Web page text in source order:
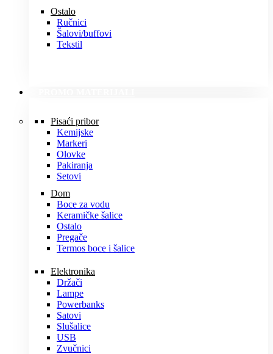
Ostalo
Ručnici
Šalovi/buffovi
Tekstil
Pisaći pribor
Kemijske
Markeri
Olovke
Pakiranja
Setovi
Dom
Boce za vodu
Keramičke šalice
Ostalo
Pregače
Termos boce i šalice
Elektronika
Držači
Lampe
Powerbanks
Satovi
Slušalice
USB
Zvučnici